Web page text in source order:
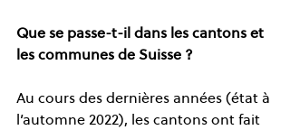
Que se passe-t-il dans les cantons et
les communes de Suisse ?
Au cours des dernières années (état à
l’automne 2022), les cantons ont fait